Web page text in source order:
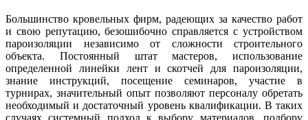
Большинство кровельных фирм, радеющих за качество работ
и свою репутацию, безошибочно справляется с устройством
пароизоляции независимо от сложности строительного
объекта. Постоянный штат мастеров, использование
определенной линейки лент и скотчей для пароизоляции,
знание инструкций, посещение семинаров, участие в
турнирах, значительный опыт позволяют персоналу обретать
необходимый и достаточный уровень квалификации. В таких
случаях системный подход к выбору материалов, подбору